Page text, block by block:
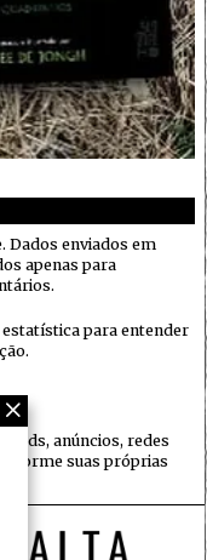
Dados enviados em
apenas para
para entender
anúncios, redes
suas próprias